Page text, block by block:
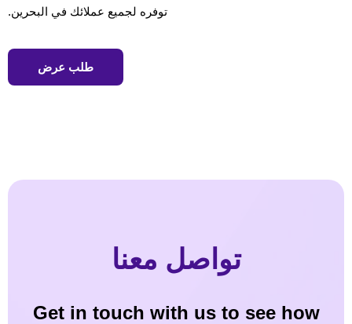
توفره لجميع عملائك في البحرين.
طلب عرض
تواصل معنا
Get in touch with us to see how